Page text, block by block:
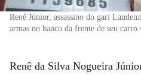
Renê Júnior, assassino do gari
armas no banco da frente de seu carro
Renê da Silva Nogueira